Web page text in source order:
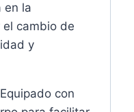
en la
cambio de
y
con